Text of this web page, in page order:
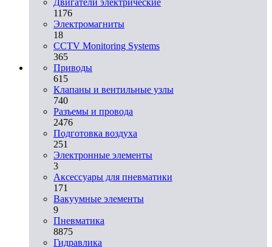
1176
Электромагниты
18
CCTV Monitoring Systems
365
Приводы
615
Клапаны и вентильные узлы
740
Разъемы и провода
2476
Подготовка воздуха
251
Электронные элементы
3
Аксессуары для пневматики
171
Вакуумные элементы
9
Пневматика
8875
Гидравлика